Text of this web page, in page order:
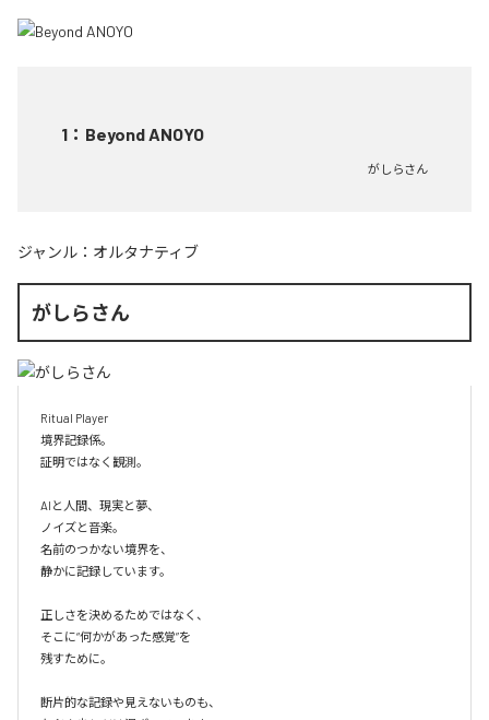
1 ： Beyond ANOYO
がしらさん
ジャンル： オルタナティブ
がしらさん
Ritual Player
境界記録係。
証明ではなく観測。
AIと人間、現実と夢、
ノイズと音楽。
名前のつかない境界を、
静かに記録しています。
正しさを決めるためではなく、
そこに“何かがあった感覚”を
残すために。
断片的な記録や見えないものも、